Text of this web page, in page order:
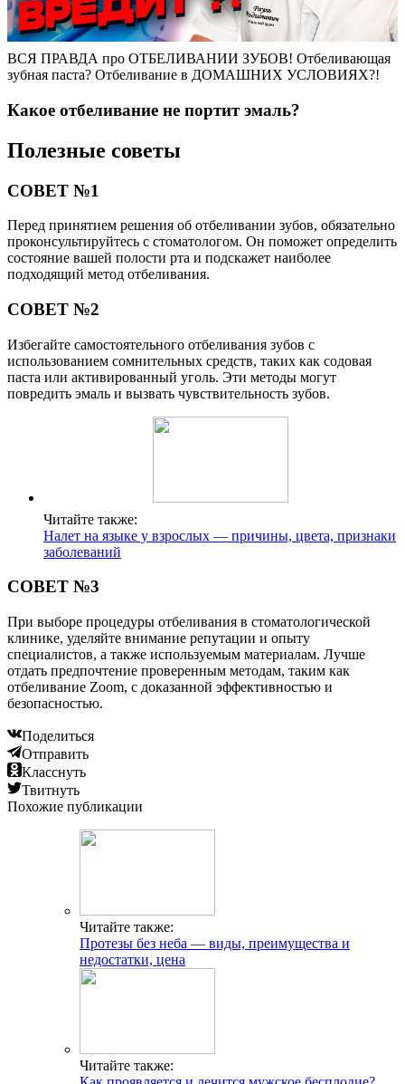
ВСЯ ПРАВДА про ОТБЕЛИВАНИИ ЗУБОВ! Отбеливающая
зубная паста? Отбеливание в ДОМАШНИХ УСЛОВИЯХ?!
Какое отбеливание не портит эмаль?
Полезные советы
СОВЕТ №1
Перед принятием решения об отбеливании зубов, обязательно
проконсультируйтесь с стоматологом. Он поможет определить
состояние вашей полости рта и подскажет наиболее
подходящий метод отбеливания.
СОВЕТ №2
Избегайте самостоятельного отбеливания зубов с
использованием сомнительных средств, таких как содовая
паста или активированный уголь. Эти методы могут
повредить эмаль и вызвать чувствительность зубов.
Читайте также:
Налет на языке у взрослых — причины, цвета, признаки
заболеваний
СОВЕТ №3
При выборе процедуры отбеливания в стоматологической
клинике, уделяйте внимание репутации и опыту
специалистов, а также используемым материалам. Лучше
отдать предпочтение проверенным методам, таким как
отбеливание Zoom, с доказанной эффективностью и
безопасностью.
Поделиться
Отправить
Класснуть
Твитнуть
Похожие публикации
Читайте также:
Протезы без неба — виды, преимущества и
недостатки, цена
Читайте также: